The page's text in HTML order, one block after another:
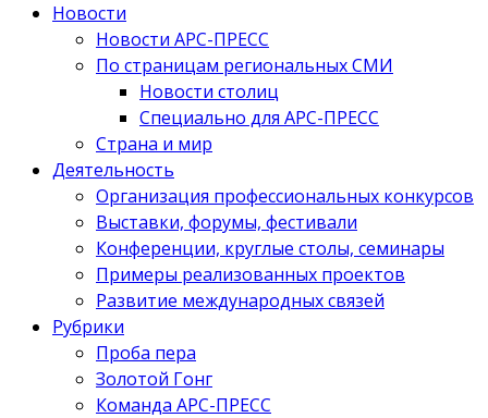
Новости
Новости АРС-ПРЕСС
По страницам региональных СМИ
Новости столиц
Специально для АРС-ПРЕСС
Страна и мир
Деятельность
Организация профессиональных конкурсов
Выставки, форумы, фестивали
Конференции, круглые столы, семинары
Примеры реализованных проектов
Развитие международных связей
Рубрики
Проба пера
Золотой Гонг
Команда АРС-ПРЕСС